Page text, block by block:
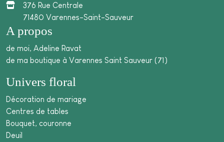
376 Rue Centrale
71480 Varennes-Saint-Sauveur
A propos
de moi, Adeline Ravat
de ma boutique à Varennes Saint Sauveur (71)
Univers floral
Décoration de mariage
Centres de tables
Bouquet, couronne
Deuil